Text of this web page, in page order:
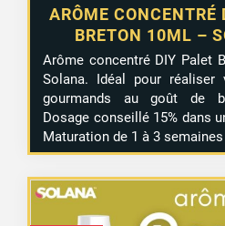
ARÔME CONCENTRÉ
BRETON 10ML –
Arôme concentré DIY Palet
Solana. Idéal pour réaliser
gourmands au goût de
Dosage conseillé 15% dans
Maturation de 1 à 3